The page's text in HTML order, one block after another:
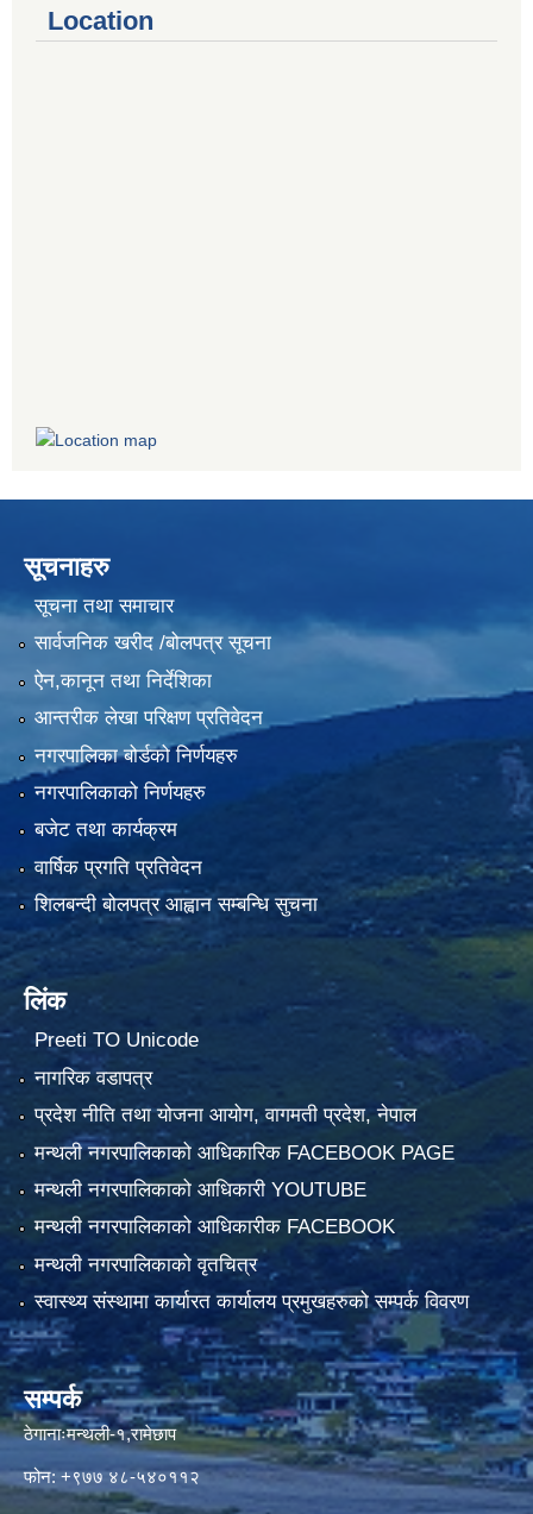
Location
सूचनाहरु
सूचना तथा समाचार
सार्वजनिक खरीद /बोलपत्र सूचना
ऐन,कानून तथा निर्देशिका
आन्तरीक लेखा परिक्षण प्रतिवेदन
नगरपालिका बोर्डको निर्णयहरु
नगरपालिकाको निर्णयहरु
बजेट तथा कार्यक्रम
वार्षिक प्रगति प्रतिवेदन
शिलबन्दी बोलपत्र आह्वान सम्बन्धि सुचना
लिंक
Preeti TO Unicode
नागरिक वडापत्र
प्रदेश नीति तथा योजना आयोग, वागमती प्रदेश, नेपाल
मन्थली नगरपालिकाको आधिकारिक FACEBOOK PAGE
मन्थली नगरपालिकाको आधिकारी YOUTUBE
मन्थली नगरपालिकाको आधिकारीक FACEBOOK
मन्थली नगरपालिकाको वृतचित्र
स्वास्थ्य संस्थामा कार्यारत कार्यालय प्रमुखहरुको सम्पर्क विवरण
सम्पर्क
ठेगानाःमन्थली-१,रामेछाप
फोन: +९७७ ४८-५४०११२